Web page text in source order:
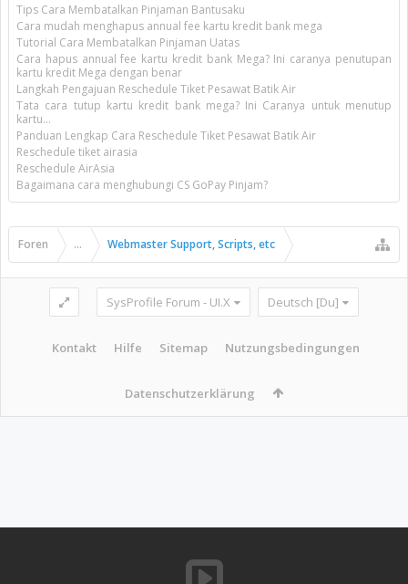
Tips Cara Membatalkan Pinjaman Bantusaku
Cara mudah menghapus annual fee kartu kredit bank mega
Tutorial Cara Membatalkan Pinjaman Uatas
Cara hapus annual fee kartu kredit bank Mega? Ini caranya penutupan
kartu kredit Mega dengan benar
Langkah Pengajuan Reschedule Tiket Pesawat Batik Air
Tata cara tutup kartu kredit bank mega? Ini Caranya untuk menutup
kartu...
Panduan Lengkap Cara Reschedule Tiket Pesawat Batik Air
Reschedule tiket airasia
Reschedule AirAsia
Bagaimana cara menghubungi CS GoPay Pinjam?
Foren ... Webmaster Support, Scripts, etc
SysProfile Forum - UI.X Deutsch [Du]
Kontakt Hilfe Sitemap Nutzungsbedingungen
Datenschutzerklärung